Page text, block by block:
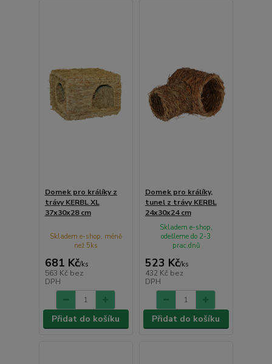
Domek pro králíky z
trávy KERBL XL
37x30x28 cm
681 Kč/ks
563 Kč bez
DPH
Skladem e-shop, méně
než 5ks
Přidat do košíku
Domek pro králíky,
tunel z trávy KERBL
24x30x24 cm
523 Kč/ks
432 Kč bez
DPH
Skladem e-shop,
odešleme do 2-3
prac.dnů
Přidat do košíku